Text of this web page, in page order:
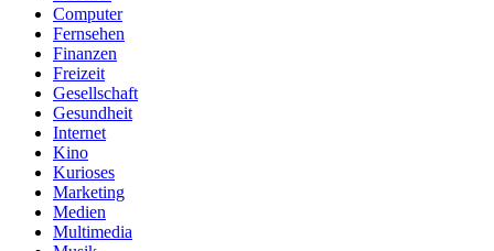
Computer
Fernsehen
Finanzen
Freizeit
Gesellschaft
Gesundheit
Internet
Kino
Kurioses
Marketing
Medien
Multimedia